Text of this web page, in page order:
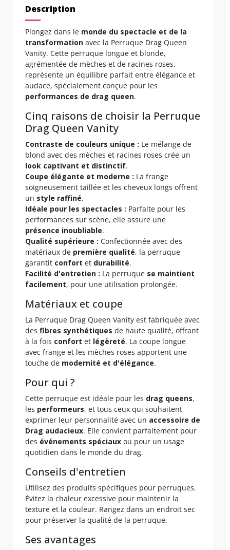
Description
Plongez dans le monde du spectacle et de la
transformation avec la Perruque Drag Queen
Vanity. Cette perruque longue et blonde,
agrémentée de mèches et de racines roses,
représente un équilibre parfait entre élégance et
audace, spécialement conçue pour les
performances de drag queen.
Cinq raisons de choisir la Perruque
Drag Queen Vanity
Contraste de couleurs unique : Le mélange de
blond avec des mèches et racines roses crée un
look captivant et distinctif.
Coupe élégante et moderne : La frange
soigneusement taillée et les cheveux longs offrent
un style raffiné.
Idéale pour les spectacles : Parfaite pour les
performances sur scène, elle assure une
présence inoubliable.
Qualité supérieure : Confectionnée avec des
matériaux de première qualité, la perruque
garantit confort et durabilité.
Facilité d'entretien : La perruque se maintient
facilement, pour une utilisation prolongée.
Matériaux et coupe
La Perruque Drag Queen Vanity est fabriquée avec
des fibres synthétiques de haute qualité, offrant
à la fois confort et légèreté. La coupe longue
avec frange et les mèches roses apportent une
touche de modernité et d'élégance.
Pour qui ?
Cette perruque est idéale pour les drag queens,
les performeurs, et tous ceux qui souhaitent
exprimer leur personnalité avec un accessoire de
Drag audacieux. Elle convient parfaitement pour
des événements spéciaux ou pour un usage
quotidien dans le monde du drag.
Conseils d'entretien
Utilisez des produits spécifiques pour perruques.
Évitez la chaleur excessive pour maintenir la
texture et la couleur. Rangez dans un endroit sec
pour préserver la qualité de la perruque.
Ses avantages